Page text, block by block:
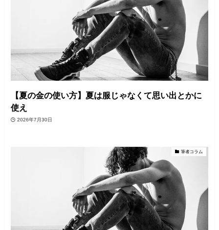
【夏の金の使い方】夏は服じゃなくて思い出とかに
使え
2026年7月30日
筆者コラム